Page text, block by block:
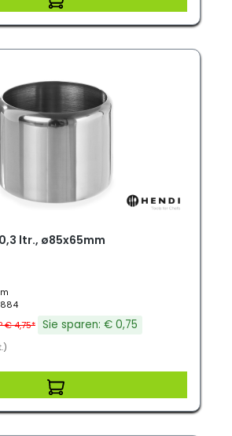
ltr., ø85x65mm
€ 4,75* Sie sparen: € 0,75